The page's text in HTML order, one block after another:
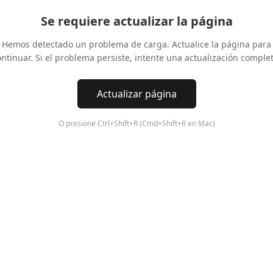
Se requiere actualizar la página
Hemos detectado un problema de carga. Actualice la página para
Si el problema persiste, intente una actualización
Actualizar página
O presione Ctrl+Shift+R (Cmd+Shift+R en Mac)